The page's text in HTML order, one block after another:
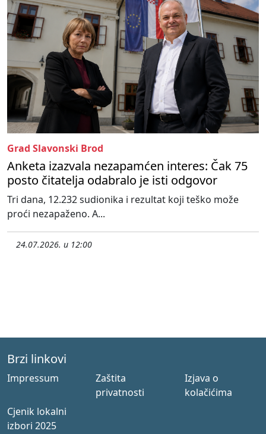
Grad Slavonski Brod
Anketa izazvala nezapamćen interes: Čak 75
posto čitatelja odabralo je isti odgovor
Tri dana, 12.232 sudionika i rezultat koji teško može
proći nezapaženo. A...
24.07.2026. u 12:00
Brzi linkovi
Impressum
Zaštita
privatnosti
Izjava o
kolačićima
Cjenik lokalni
izbori 2025